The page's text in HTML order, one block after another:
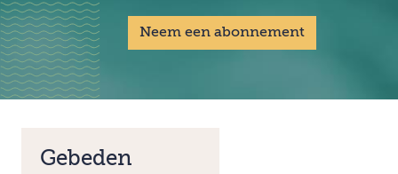
Neem een abonnement
Gebeden